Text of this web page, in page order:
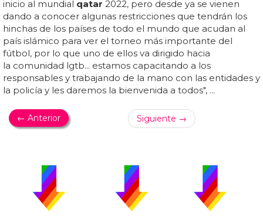
inicio al mundial qatar 2022, pero desde ya se vienen
dando a conocer algunas restricciones que tendrán los
hinchas de los países de todo el mundo que acudan al
país islámico para ver el torneo más importante del
fútbol, por lo que uno de ellos va dirigido hacia
la comunidad lgtb... estamos capacitando a los
responsables y trabajando de la mano con las entidades y
la policía y les daremos la bienvenida a todos", ...
← Anterior Siguiente →